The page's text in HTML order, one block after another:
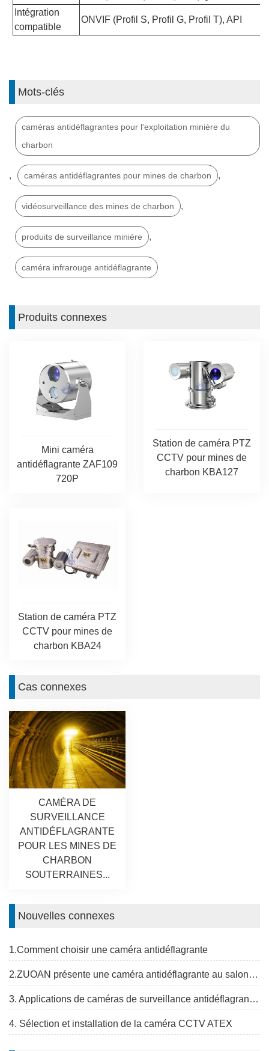
Intégration
compatible
ONVIF (Profil S, Profil G, Profil T), API
Mots-clés
caméras antidéflagrantes pour l'exploitation minière du
charbon
, caméras antidéflagrantes pour mines de charbon ,
vidéosurveillance des mines de charbon ,
produits de surveillance minière ,
caméra infrarouge antidéflagrante
Produits connexes
Mini caméra
antidéflagrante ZAF109
720P
Station de caméra PTZ
CCTV pour mines de
charbon KBA127
Station de caméra PTZ
CCTV pour mines de
charbon KBA24
Cas connexes
CAMÉRA DE
SURVEILLANCE
ANTIDÉFLAGRANTE
POUR LES MINES DE
CHARBON
SOUTERRAINES...
Nouvelles connexes
1.Comment choisir une caméra antidéflagrante
2.ZUOAN présente une caméra antidéflagrante au salon Global &Mining Expo
3. Applications de caméras de surveillance antidéflagrantes
4. Sélection et installation de la caméra CCTV ATEX